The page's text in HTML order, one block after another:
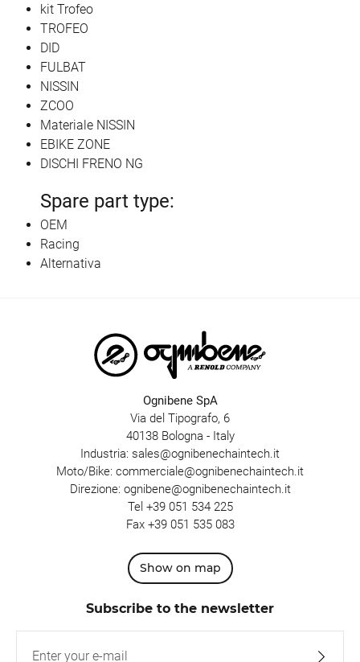
kit Trofeo
TROFEO
DID
FULBAT
NISSIN
ZCOO
Materiale NISSIN
EBIKE ZONE
DISCHI FRENO NG
Spare part type:
OEM
Racing
Alternativa
Ognibene SpA
Via del Tipografo, 6
40138 Bologna - Italy
Industria: sales@ognibenechaintech.it
Moto/Bike: commerciale@ognibenechaintech.it
Direzione: ognibene@ognibenechaintech.it
Tel +39 051 534 225
Fax +39 051 535 083
Show on map
Subscribe to the newsletter